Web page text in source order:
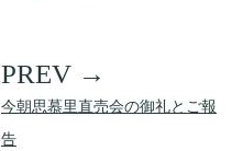
今朝思慕里直売会の御礼とご報
告